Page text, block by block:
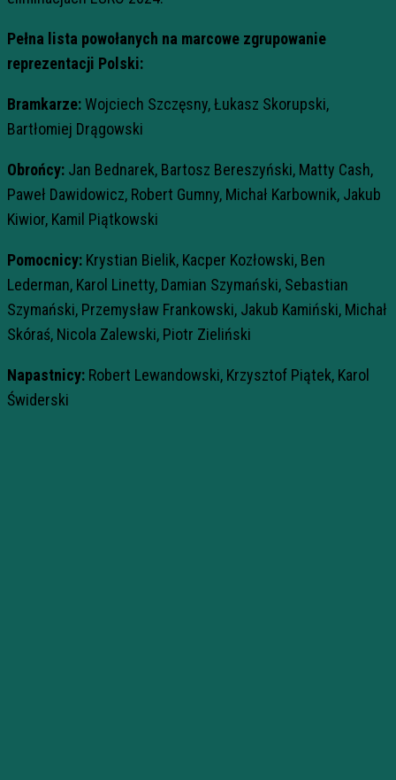
Pełna lista powołanych na marcowe zgrupowanie
reprezentacji Polski:
Bramkarze:Wojciech Szczęsny, Łukasz Skorupski,
Bartłomiej Drągowski
Obrońcy: Jan Bednarek, Bartosz Bereszyński, Matty Cash,
Paweł Dawidowicz, Robert Gumny, Michał Karbownik, Jakub
Kiwior, Kamil Piątkowski
Pomocnicy: Krystian Bielik, Kacper Kozłowski, Ben
Lederman, Karol Linetty, Damian Szymański, Sebastian
Szymański, Przemysław Frankowski, Jakub Kamiński, Michał
Skóraś, Nicola Zalewski, Piotr Zieliński
Napastnicy: Robert Lewandowski, Krzysztof Piątek, Karol
Świderski